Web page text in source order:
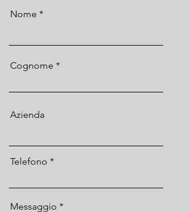
Nome
Cognome
Messaggio
Azienda
Telefono